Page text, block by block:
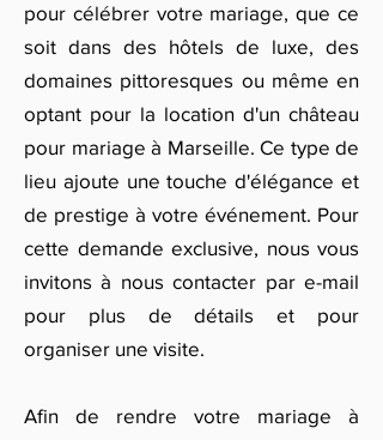
pour célébrer votre mariage, que ce
soit dans des hôtels de luxe, des
domaines pittoresques ou même en
optant pour la location d'un château
pour mariage à Marseille. Ce type de
lieu ajoute une touche d'élégance et
de prestige à votre événement. Pour
cette demande exclusive, nous vous
invitons à nous contacter par e-mail
pour plus de détails et pour
organiser une visite.
Afin de rendre votre mariage à